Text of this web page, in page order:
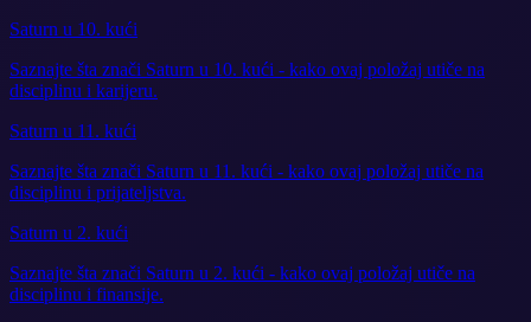
Saturn u 10. kući
Saznajte šta znači Saturn u 10. kući - kako ovaj položaj utiče na
disciplinu i karijeru.
Saturn u 11. kući
Saznajte šta znači Saturn u 11. kući - kako ovaj položaj utiče na
disciplinu i prijateljstva.
Saturn u 2. kući
Saznajte šta znači Saturn u 2. kući - kako ovaj položaj utiče na
disciplinu i finansije.